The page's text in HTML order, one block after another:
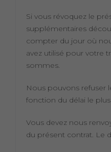
Si vous révoquez le
supplémentaires
compter du jour où
avez utilisé pour votre
sommes.
Nous pouvons refuser
fonction du délai le
Vous devez nous
du présent contrat. Le